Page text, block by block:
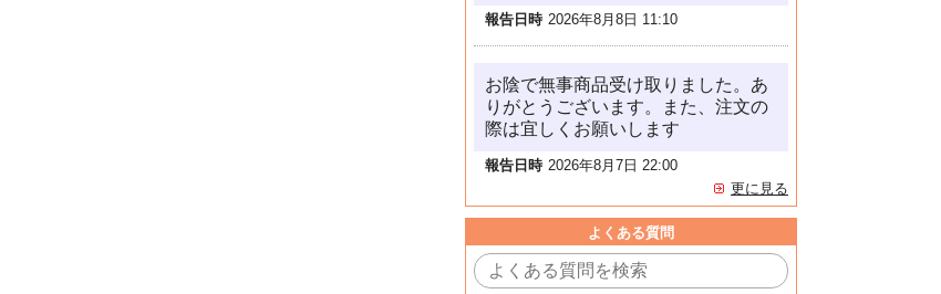
報告日時 2026年8月8日 11:10
お陰で無事商品受け取りました。あ
りがとうございます。また、注文の
際は宜しくお願いします
報告日時 2026年8月7日 22:00
更に見る
よくある質問